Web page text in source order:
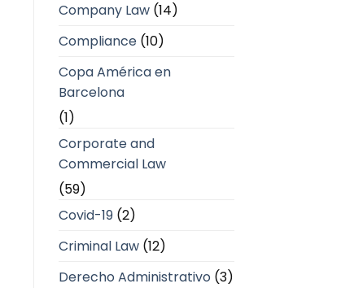
Company Law(14)
Compliance(10)
Copa América en
Barcelona
(1)
Corporate and
Commercial Law
(59)
Covid-19(2)
Criminal Law(12)
Derecho Administrativo (3)